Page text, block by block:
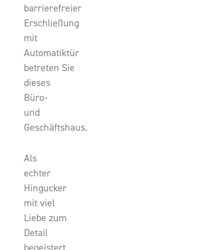
barrierefreier
Erschließung
mit
Automatiktür
betreten Sie
dieses
Büro-
und
Geschäftshaus.
Als
echter
Hingucker
mit viel
Liebe zum
Detail